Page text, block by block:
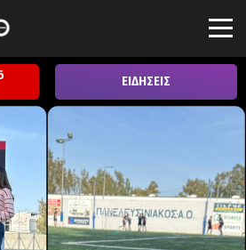
ΕΙΔΗΣΕΙΣ